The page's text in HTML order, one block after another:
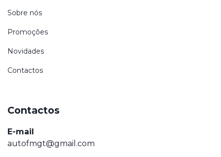
Sobre nós
Promoções
Novidades
Contactos
Contactos
E-mail
autofmgt@gmail.com